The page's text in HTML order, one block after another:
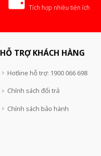
Tích hợp nhiều tiện ích
HỖ TRỢ KHÁCH HÀNG
Hotline hỗ trợ: 1900 066 698
Chính sách đổi trả
Chính sách bảo hành